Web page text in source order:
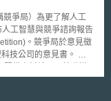
、組
成的發明創造」，權
利歸屬於發明人或設計
技術移轉率低問題，允
單位協商自行實施或者
以激勵發明人積極進行
爭局）為更了解人工
工智慧與競爭諮詢報告
。競爭局於意見徵
公司的意見書。 諮
場帶來新的競爭或阻礙